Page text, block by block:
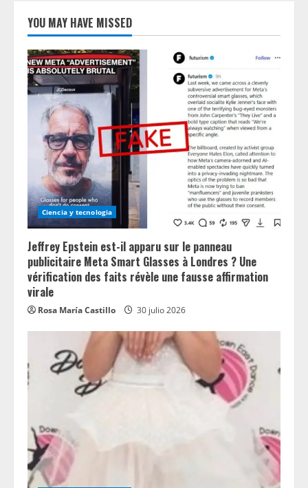
YOU MAY HAVE MISSED
Ciencia y tecnologia
Jeffrey Epstein est-il apparu sur le panneau
publicitaire Meta Smart Glasses à Londres ? Une
vérification des faits révèle une fausse affirmation
virale
Rosa María Castillo 30 julio 2026